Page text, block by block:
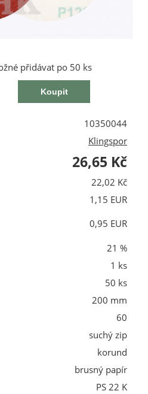
přidávat po 50 ks
10350044
Klingspor
26,65 Kč
22,02 Kč
1,15 EUR
0,95 EUR
21 %
1 ks
50 ks
200 mm
60
suchý zip
korund
brusný papír
PS 22 K